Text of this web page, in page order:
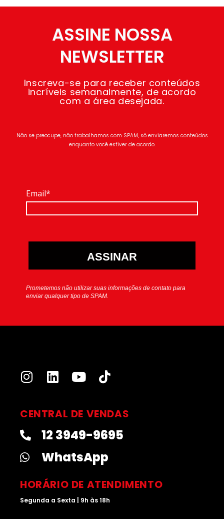
ASSINE NOSSA
NEWSLETTER
Inscreva-se para receber conteúdos
incríveis semanalmente, de acordo
com a área desejada.
Não se preocupe, não trabalhamos com SPAM, só enviaremos conteúdos
enquanto você estiver de acordo.
Email*
ASSINAR
Prometemos não utilizar suas informações de contato para
enviar qualquer tipo de SPAM.
I
t
g
r
a
m
L
k
e
d
i
n
Y
t
u
b
e
T
i
t
o
k
CENTRAL DE VENDAS
12 3949-9695
WhatsApp
HORÁRIO DE ATENDIMENTO
Segunda a Sexta | 9h às 18h